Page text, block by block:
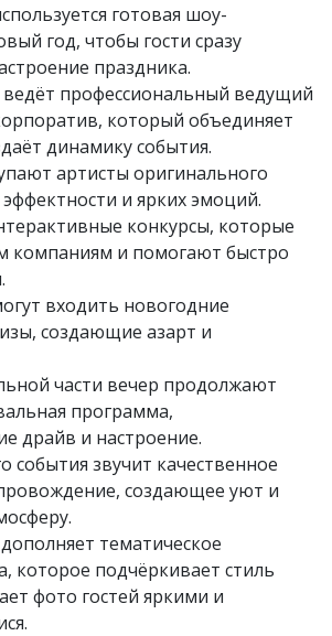
готовая шоу-
год, чтобы гости сразу
праздника.
ведёт профессиональный ведущий
который объединяет
динамику события.
артисты оригинального
и ярких эмоций.
конкурсы, которые
компаниям и помогают быстро
входить новогодние
создающие азарт и
части вечер продолжают
программа,
драйв и настроение.
события звучит качественное
создающее уют и
тематическое
которое подчёркивает стиль
фото гостей яркими и